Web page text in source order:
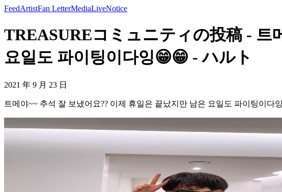
FeedArtistFan LetterMediaLiveNotice
TREASUREコミュニティの投稿 - 트
요일도 파이팅이다잉😁😁 - ハルト
2021 年 9 月 23 日
트메야~~ 추석 잘 보냈어요?? 이제 휴일은 끝났지만 남은 요일도 파이팅이다